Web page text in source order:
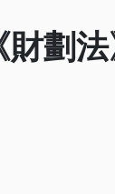
財劃